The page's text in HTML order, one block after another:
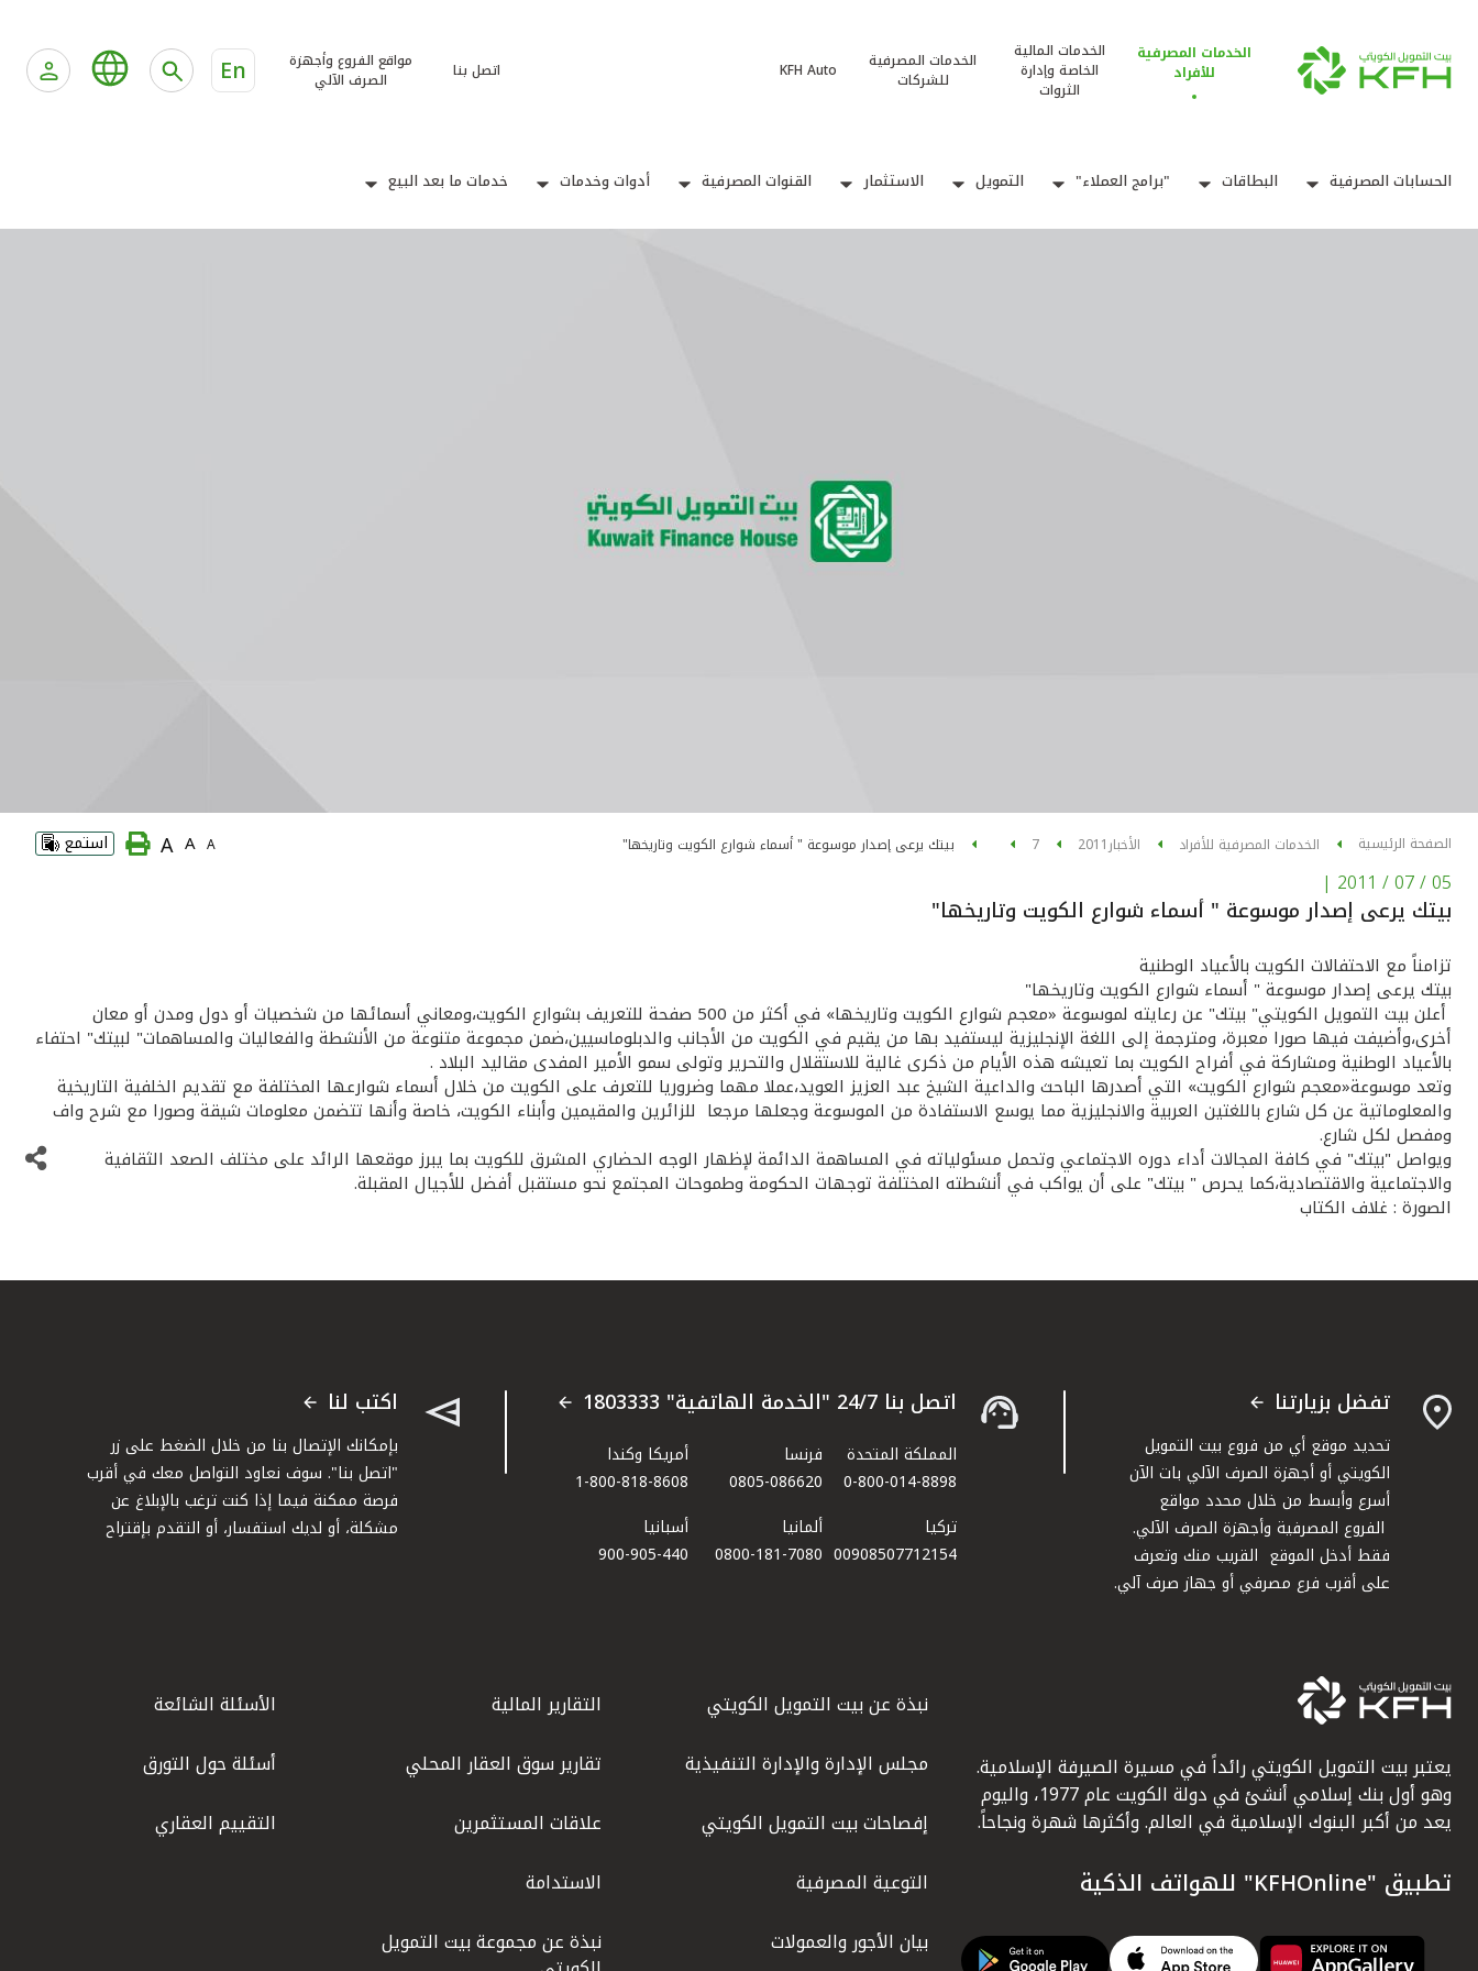
الخدمات المصرفية
للأفراد
الخدمات المالية
الخاصة وإدارة
الثروات
الخدمات المصرفية
للشركات
KFH Auto اتصل بنا
مواقع الفروع وأجهزة
الصرف الآلي
En
الحسابات المصرفية البطاقات "برامج العملاء" التمويل الاستثمار القنوات المصرفية أدوات وخدمات خدمات ما بعد البيع
الصفحة الرئيسية الخدمات المصرفية للأفراد الأخبار2011
7 بيتك يرعى إصدار موسوعة " أسماء شوارع الكويت وتاريخها" A
A
A استمع
05 / 07 / 2011
|
بيتك يرعى إصدار موسوعة " أسماء شوارع الكويت وتاريخها"
تزامناً مع الاحتفالات الكويت بالأعياد الوطنية
بيتك يرعى إصدار موسوعة " أسماء شوارع الكويت وتاريخها"
أعلن بيت التمويل الكويتي" بيتك" عن رعايته لموسوعة «معجم شوارع الكويت وتاريخها» في أكثر من 500 صفحة للتعريف بشوارع الكويت،ومعاني أسمائها من شخصيات أو دول ومدن أو معان
أخرى،وأضيفت فيها صورا معبرة، ومترجمة إلى اللغة الإنجليزية ليستفيد بها من يقيم في الكويت من الأجانب والدبلوماسيين،ضمن مجموعة متنوعة من الأنشطة والفعاليات والمساهمات" لبيتك" احتفاء
بالأعياد الوطنية ومشاركة في أفراح الكويت بما تعيشه هذه الأيام من ذكرى غالية للاستقلال والتحرير وتولى سمو الأمير المفدى مقاليد البلاد .
وتعد موسوعة«معجم شوارع الكويت» التي أصدرها الباحث والداعية الشيخ عبد العزيز العويد،عملا مهما وضروريا للتعرف على الكويت من خلال أسماء شوارعها المختلفة مع تقديم الخلفية التاريخية
والمعلوماتية عن كل شارع باللغتين العربية والانجليزية مما يوسع الاستفادة من الموسوعة وجعلها مرجعا للزائرين والمقيمين وأبناء الكويت، خاصة وأنها تتضمن معلومات شيقة وصورا مع شرح واف
ومفصل لكل شارع.
ويواصل "بيتك" في كافة المجالات أداء دوره الاجتماعي وتحمل مسئولياته في المساهمة الدائمة لإظهار الوجه الحضاري المشرق للكويت بما يبرز موقعها الرائد على مختلف الصعد الثقافية
والاجتماعية والاقتصادية،كما يحرص " بيتك" على أن يواكب في أنشطته المختلفة توجهات الحكومة وطموحات المجتمع نحو مستقبل أفضل للأجيال المقبلة.
الصورة : غلاف الكتاب
تفضل بزيارتنا
تحديد موقع أي من فروع بيت التمويل
الكويتي أو أجهزة الصرف الآلي بات الآن
أسرع وأبسط من خلال محدد مواقع
الفروع المصرفية وأجهزة الصرف الآلي.
فقط أدخل الموقع القريب منك وتعرف
على أقرب فرع مصرفي أو جهاز صرف آلي.
اتصل بنا 24/7 "الخدمة الهاتفية" 1803333
المملكة المتحدة
0-800-014-8898
فرنسا
0805-086620
أمريكا وكندا
1-800-818-8608
تركيا
00908507712154​
ألمانيا
0800-181-7080
أسبانيا
900-905-440
اكتب لنا
بإمكانك الإتصال بنا من خلال الضغط على زر
"اتصل بنا". سوف نعاود التواصل معك في أقرب
فرصة ممكنة فيما إذا كنت ترغب بالإبلاغ عن
مشكلة، أو لديك استفسار، أو التقدم بإقتراح
يعتبر بيت التمويل الكويتي رائداً في مسيرة الصيرفة الإسلامية.
وهو أول بنك إسلامي أنشئ في دولة الكويت عام 1977، واليوم
يعد من أكبر البنوك الإسلامية في العالم. وأكثرها شهرة ونجاحاً.
تطبيق "KFHOnline" للهواتف الذكية
نبذة عن بيت التمويل الكويتي
مجلس الإدارة والإدارة التنفيذية
إفصاحات بيت التمويل الكويتي
التوعية المصرفية
بيان الأجور والعمولات
التقارير المالية
تقارير سوق العقار المحلي
علاقات المستثمرين
الاستدامة
نبذة عن مجموعة بيت التمويل
الأسئلة الشائعة
أسئلة حول التورق
التقييم العقاري